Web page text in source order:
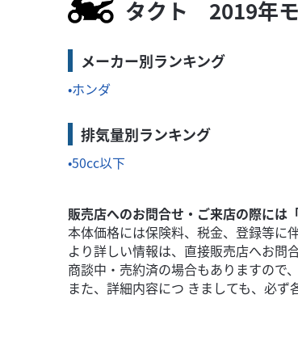
（税込）
◆アピールポイント①街乗りからツ
タクト 2019年
メーカー別ランキング
ホンダ
排気量別ランキング
50cc以下
販売店へのお問合せ・ご来店の際には
本体価格には保険料、税金、登録等に
より詳しい情報は、直接販売店へお問
商談中・売約済の場合もありますので
また、詳細内容につ きましても、必ず